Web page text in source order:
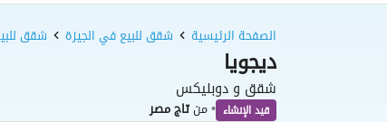
الصفحة الرئيسية شقق للبيع في الجيزة شقق
ديجويا
شقق و دوبليكس
قيد الإنشاء •منتاج مصر